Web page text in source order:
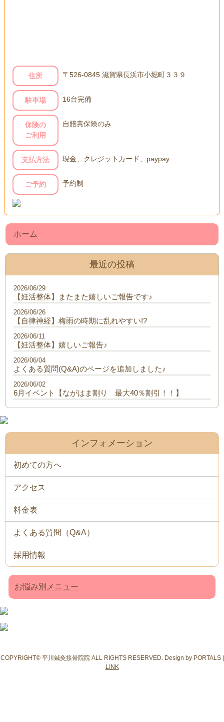
住所 〒526-0845 滋賀県長浜市小堀町３３９
駐車場 16台完備
保険の
ご利用
自賠責保険のみ
支払方法 現金、クレジットカード、paypay
ご予約 予約制
ホーム
最近の投稿
【妊活整体】またまた嬉しいご報告です♪
2026/06/29
【自律神経】梅雨の時期に乱れやすい!?
2026/06/26
【妊活整体】嬉しいご報告♪
2026/06/11
よくある質問(Q&A)のページを追加しました♪
2026/06/04
6月イベント【ながはま割り 最大40％割引！！】
2026/06/02
インフォメーション
初めての方へ
アクセス
料金表
よくある質問（Q&A）
採用情報
お悩み別メニュー
COPYRIGHT© 平川鍼灸接骨院院 ALL RIGHTS RESERVED. Design by PORTALS |
LINK